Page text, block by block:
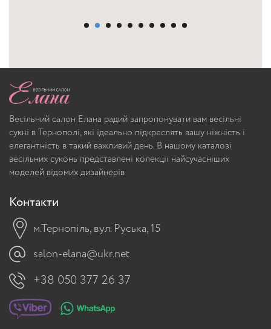
Весільний салон Елана радий запропонувати вам весільні
сукні в Тернополі, які ідеально підкреслять вашу ніжність і
елегантність в такий важливий день. В нашому каталозі
весільних суконь представлені колекції найсучасніших
моделей відомих дизайнерів
Контакти
м.Тернопіль, вул. Руська, 15
salon-elana@ukr.net
+38 050 377 26 37